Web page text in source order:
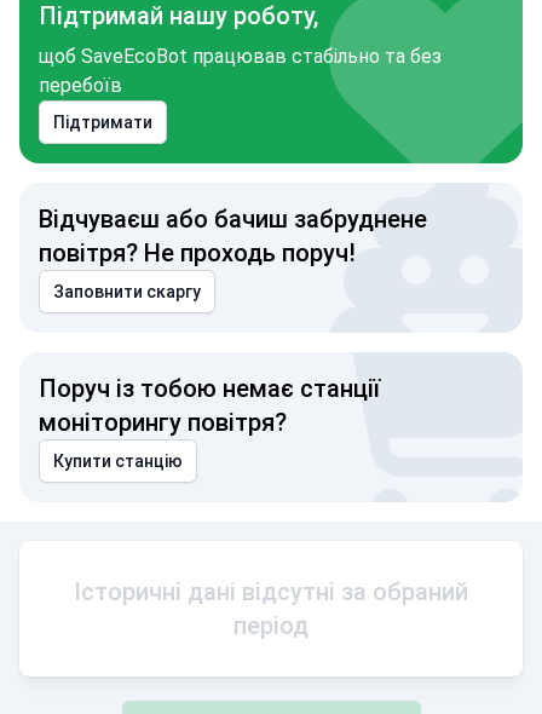
Підтримай нашу роботу,
щоб SaveEcoBot працював стабільно та без
перебоїв
Підтримати
Відчуваєш або бачиш забруднене
повітря? Не проходь поруч!
Заповнити скаргу
Поруч із тобою немає станції
моніторингу повітря?
Купити станцію
Історичні дані відсутні за обраний
період